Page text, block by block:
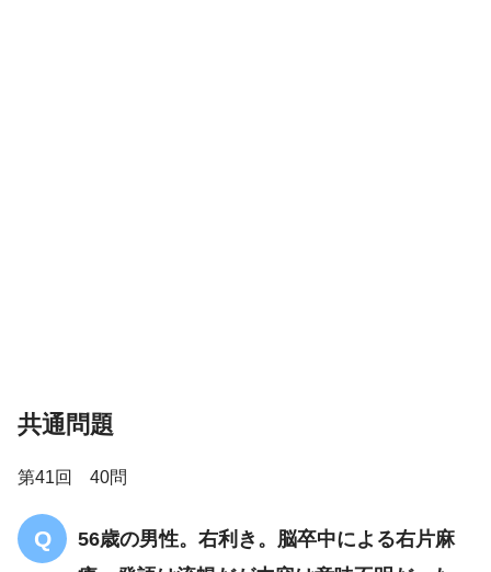
伝導失語
共通問題
第41回 40問
56歳の男性。右利き。脳卒中による右片麻